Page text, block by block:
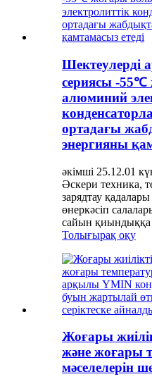
Шектеулерді
сериясы -55℃
алюминий
ортадағы
энергияны
әкімші 25.12.01
Әскери техника,
зарядтау
өнеркәсіп
сайын қиындыққа
Толығырақ оқу
Жоғары
және жоғары
мәселелерін